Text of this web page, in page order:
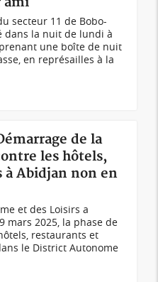
secteur 11 de Bobo-
dans la nuit de lundi à
une boîte de nuit
en représailles à la
de la
les hôtels,
à Abidjan non en
et des Loisirs a
mars 2025, la phase de
restaurants et
le District Autonome